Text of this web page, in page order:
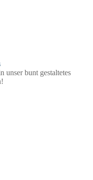
unser bunt gestaltetes